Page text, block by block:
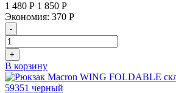
1 480 Р 1 850 Р
Экономия: 370 Р
-
+
В корзину